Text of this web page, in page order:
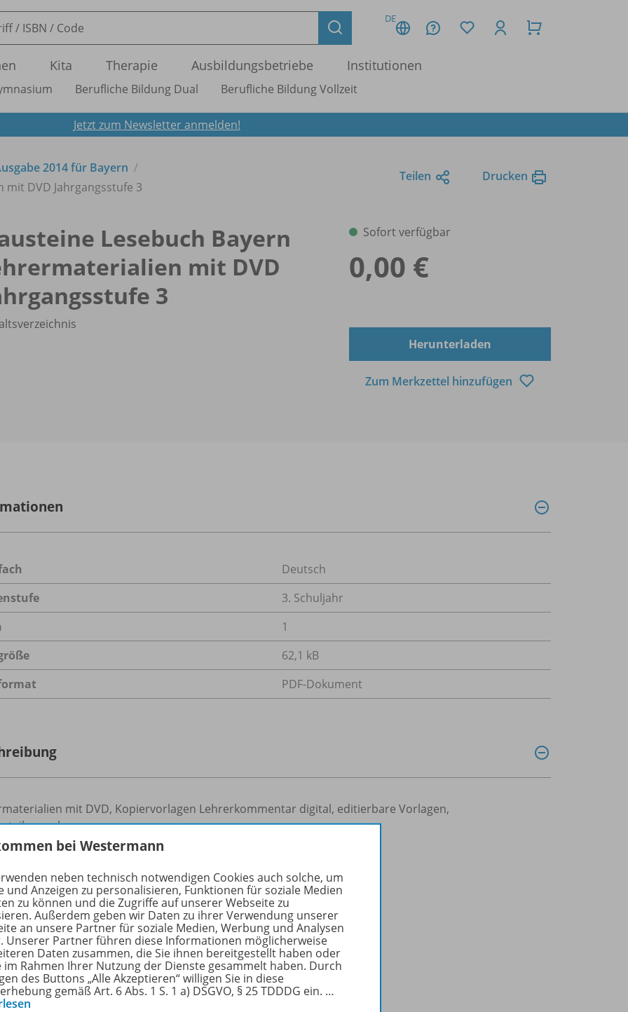
DE
Kita Therapie Ausbildungsbetriebe Institutionen
Berufliche Bildung Dual Berufliche Bildung Vollzeit
Jetzt zum Newsletter anmelden!
2014 für Bayern
DVD Jahrgangsstufe 3
Teilen Drucken
Lesebuch Bayern
mit DVD
3
Sofort verfügbar
0,00 €
Herunterladen
Zum Merkzettel hinzufügen
Deutsch
3. Schuljahr
1
62,1 kB
PDF-Dokument
mit DVD, Kopiervorlagen Lehrerkommentar digital, editierbare Vorlagen,
Kopiervorlagen
zu den Tests
für Ihre Verwendung
bei Westermann
neben technisch notwendigen Cookies auch solche, um
und Anzeigen zu personalisieren, Funktionen für soziale Medien
zu können und die Zugriffe auf unserer Webseite zu
Außerdem geben wir Daten zu ihrer Verwendung unserer
an unsere Partner für soziale Medien, Werbung und Analysen
Unserer Partner führen diese Informationen möglicherweise
Daten zusammen, die Sie ihnen bereitgestellt haben oder
im Rahmen Ihrer Nutzung der Dienste gesammelt haben. Durch
des Buttons „Alle Akzeptieren“ willigen Sie in diese
gemäß Art. 6 Abs. 1 S. 1 a) DSGVO, § 25 TDDDG ein. …